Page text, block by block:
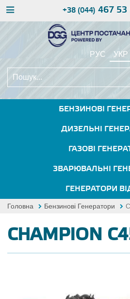
+38 (044) 467 53
РУС УКР
БЕНЗИНОВІ
ДИЗЕЛЬНІ
ГАЗОВІ
ЗВАРЮВАЛЬНІ
ГЕНЕРАТОРИ
Головна Бензинові Генератори
CHAMPION